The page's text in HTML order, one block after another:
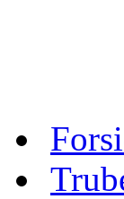
to